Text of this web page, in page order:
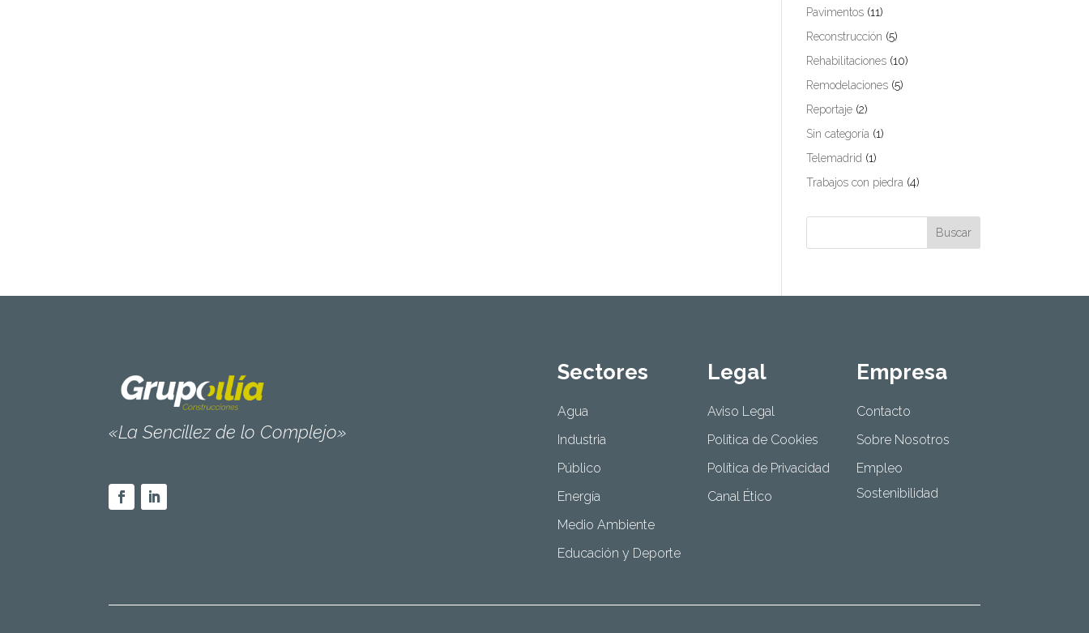
Pavimentos(11)
Reconstrucción (5)
Rehabilitaciones(10)
Remodelaciones(5)
Reportaje(2)
Sin categoría(1)
Telemadrid (1)
Trabajos con piedra(4)
«La Sencillez de lo Complejo»
Sectores
Agua
Industria
Público
Energía
Medio Ambiente
Educación y Deporte
Legal
Aviso Legal
Política de Cookies
Política de Privacidad
Canal Ético
Empresa
Contacto
Sobre Nosotros
Empleo
Sostenibilidad